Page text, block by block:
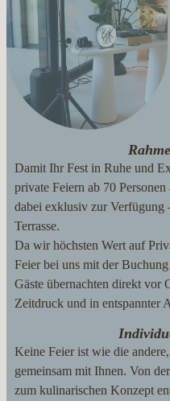
Damit Ihr Fest in Ruhe und
private Feiern ab 70
dabei exklusiv zur
Terrasse.
Da wir höchsten Wert auf
Feier bei uns mit der
Gäste übernachten direkt vor
Zeitdruck und in entspannter
Keine Feier ist wie die
gemeinsam mit Ihnen. Von
zum kulinarischen Konzept